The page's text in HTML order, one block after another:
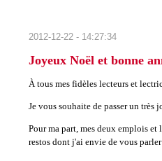
2012-12-22 - 14:27:34
Joyeux Noël et bonne
À tous mes fidèles lecteurs et
Je vous souhaite de passer un très
Pour ma part, mes deux emplois
restos dont j'ai envie de vous